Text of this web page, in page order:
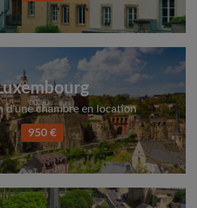
d'une chambre en location
950 €